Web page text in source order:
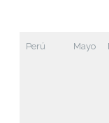
Perú Mayo